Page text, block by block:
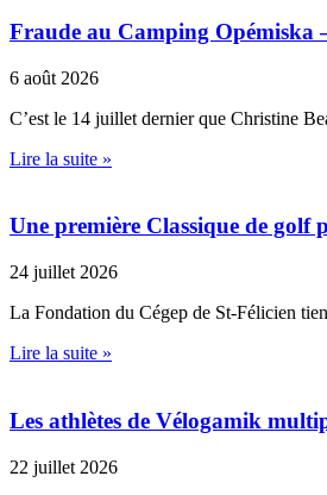
Fraude au Camping Opémiska
6 août 2026
C’est le 14 juillet dernier que Christine
Lire la suite »
Une première Classique de golf
24 juillet 2026
La Fondation du Cégep de St-Félicien
Lire la suite »
Les athlètes de Vélogamik
22 juillet 2026